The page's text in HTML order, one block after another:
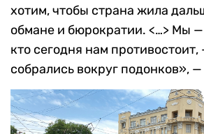
хотим, чтобы страна жила
обмане и бюрократии. <…> Мы —
кто сегодня нам противостоит,
собрались вокруг подонков», —